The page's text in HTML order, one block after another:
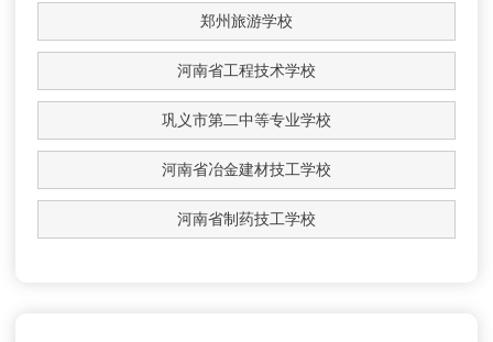
郑州旅游学校
河南省工程技术学校
巩义市第二中等专业学校
河南省冶金建材技工学校
河南省制药技工学校